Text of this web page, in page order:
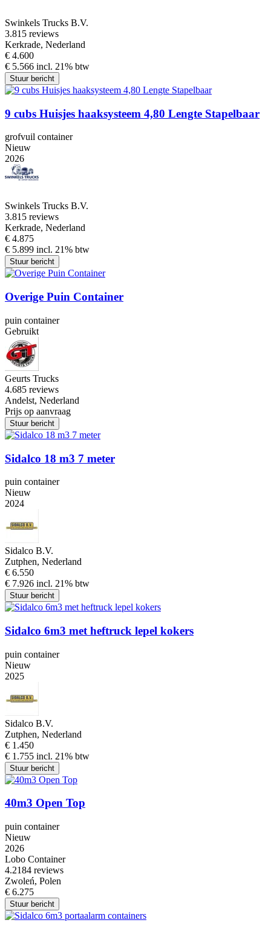
Swinkels Trucks B.V.
3.815 reviews
Kerkrade, Nederland
€ 4.600
€ 5.566 incl. 21% btw
Stuur bericht
9 cubs Huisjes haaksysteem 4,80 Lengte Stapelbaar
grofvuil container
Nieuw
2026
Swinkels Trucks B.V.
3.815 reviews
Kerkrade, Nederland
€ 4.875
€ 5.899 incl. 21% btw
Stuur bericht
Overige Puin Container
puin container
Gebruikt
Geurts Trucks
4.685 reviews
Andelst, Nederland
Prijs op aanvraag
Stuur bericht
Sidalco 18 m3 7 meter
puin container
Nieuw
2024
Sidalco B.V.
Zutphen, Nederland
€ 6.550
€ 7.926 incl. 21% btw
Stuur bericht
Sidalco 6m3 met heftruck lepel kokers
puin container
Nieuw
2025
Sidalco B.V.
Zutphen, Nederland
€ 1.450
€ 1.755 incl. 21% btw
Stuur bericht
40m3 Open Top
puin container
Nieuw
2026
Lobo Container
4.2184 reviews
Zwoleń, Polen
€ 6.275
Stuur bericht